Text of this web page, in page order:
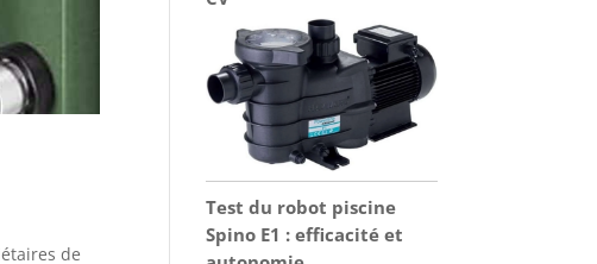
de
Test du robot piscine
Spino E1 : efficacité et